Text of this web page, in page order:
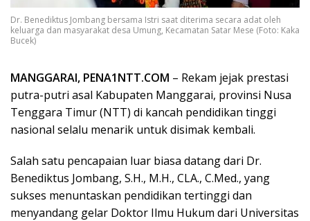
Dr. Benediktus Jombang bersama Istri saat diterima secara adat oleh
keluarga dan masyarakat desa Umung, Kecamatan Satar Mese (Foto: Kaka
Bucek)
MANGGARAI, PENA1NTT.COM – Rekam jejak prestasi
putra-putri asal Kabupaten Manggarai, provinsi Nusa
Tenggara Timur (NTT) di kancah pendidikan tinggi
nasional selalu menarik untuk disimak kembali.
Salah satu pencapaian luar biasa datang dari Dr.
Benediktus Jombang, S.H., M.H., CLA., C.Med., yang
sukses menuntaskan pendidikan tertinggi dan
menyandang gelar Doktor Ilmu Hukum dari Universitas